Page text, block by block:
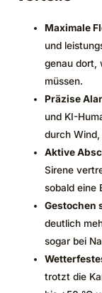
Maximale
und
genau dort,
müssen.
Präzise
und KI-
durch Wind,
Aktive
Sirene
sobald eine
Gestochen
deutlich
sogar bei
trotzt die